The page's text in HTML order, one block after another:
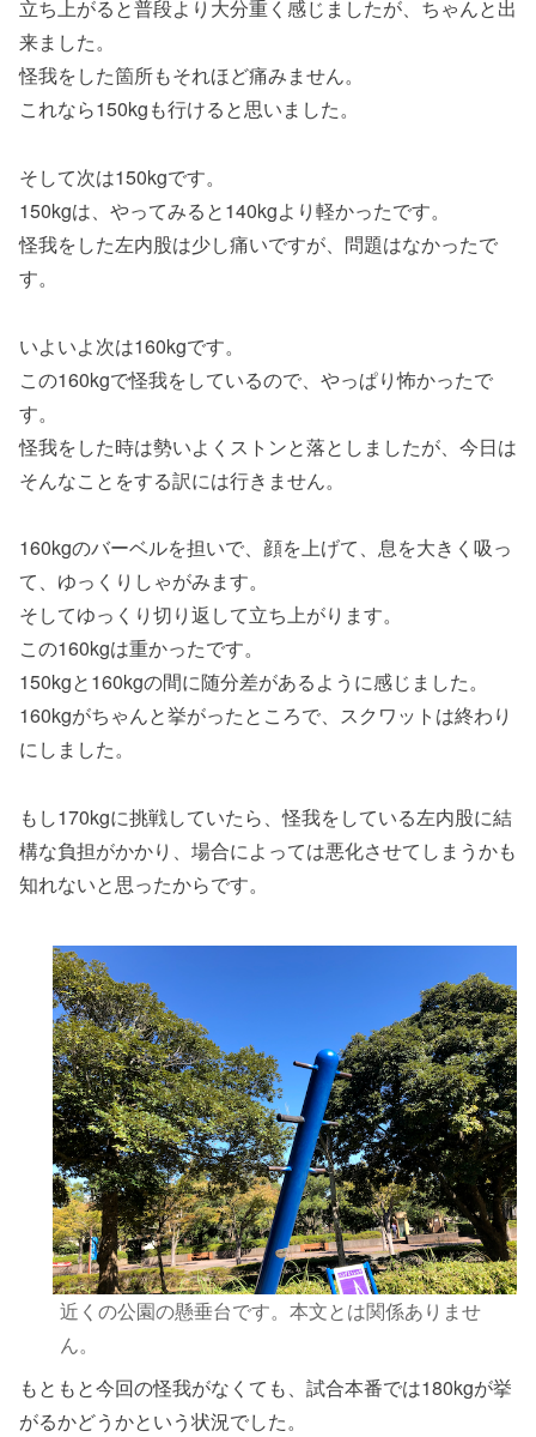
立ち上がると普段より大分重く感じましたが、ちゃんと出
来ました。
怪我をした箇所もそれほど痛みません。
これなら150kgも行けると思いました。
そして次は150kgです。
150kgは、やってみると140kgより軽かったです。
怪我をした左内股は少し痛いですが、問題はなかったで
す。
いよいよ次は160kgです。
この160kgで怪我をしているので、やっぱり怖かったで
す。
怪我をした時は勢いよくストンと落としましたが、今日は
そんなことをする訳には行きません。
160kgのバーベルを担いで、顔を上げて、息を大きく吸っ
て、ゆっくりしゃがみます。
そしてゆっくり切り返して立ち上がります。
この160kgは重かったです。
150kgと160kgの間に随分差があるように感じました。
160kgがちゃんと挙がったところで、スクワットは終わり
にしました。
もし170kgに挑戦していたら、怪我をしている左内股に結
構な負担がかかり、場合によっては悪化させてしまうかも
知れないと思ったからです。
近くの公園の懸垂台です。本文とは関係ありませ
ん。
もともと今回の怪我がなくても、試合本番では180kgが挙
がるかどうかという状況でした。